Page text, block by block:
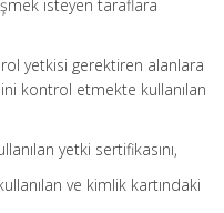
isteyen taraflara
yetkisi gerektiren alanlara
kontrol etmekte kullanılan
yetki sertifikasını,
ve kimlik kartındaki